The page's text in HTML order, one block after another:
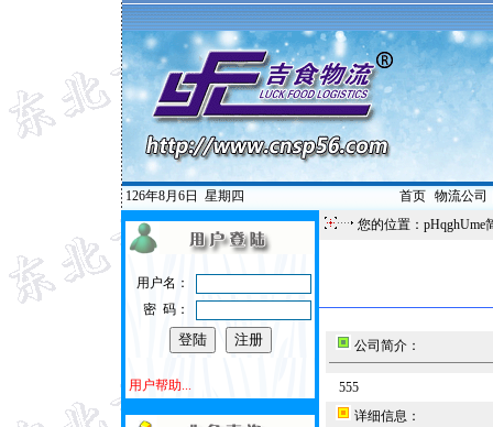
126年8月6日 星期四 首页| 物流公司
用户名：
密 码：
用户帮助...
您的位置：pHqghUme
公司简介：
555
详细信息：